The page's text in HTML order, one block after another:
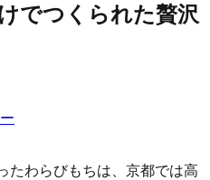
でつくられた贅沢
たわらびもちは、京都では高